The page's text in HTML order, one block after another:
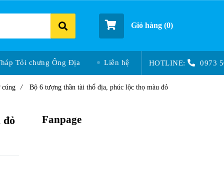
Giỏ hàng (0)
Tỏi chưng Ông Địa Liên hệ HOTLINE: 0973
cúng / Bộ 6 tượng thần tài thổ địa, phúc lộc thọ màu đỏ
đỏ Fanpage